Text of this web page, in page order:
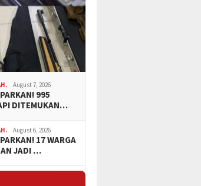
August 7, 2026
995
DITEMUKAN…
August 6, 2026
17 WARGA
JADI …